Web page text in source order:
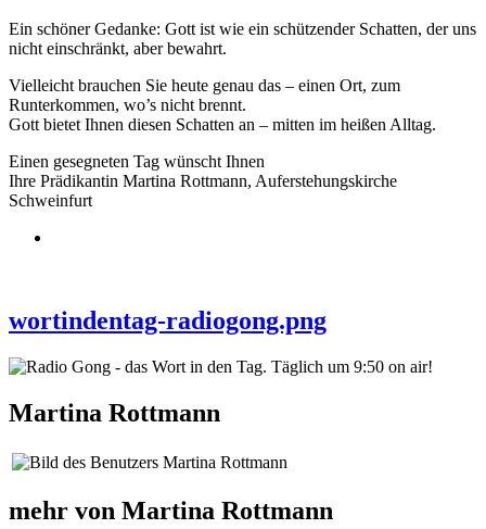
Ein schöner Gedanke: Gott ist wie ein schützender Schatten, der uns
nicht einschränkt, aber bewahrt.
Vielleicht brauchen Sie heute genau das – einen Ort, zum
Runterkommen, wo’s nicht brennt.
Gott bietet Ihnen diesen Schatten an – mitten im heißen Alltag.
Einen gesegneten Tag wünscht Ihnen
Ihre Prädikantin Martina Rottmann, Auferstehungskirche
Schweinfurt
wortindentag-radiogong.png
Martina Rottmann
mehr von Martina Rottmann